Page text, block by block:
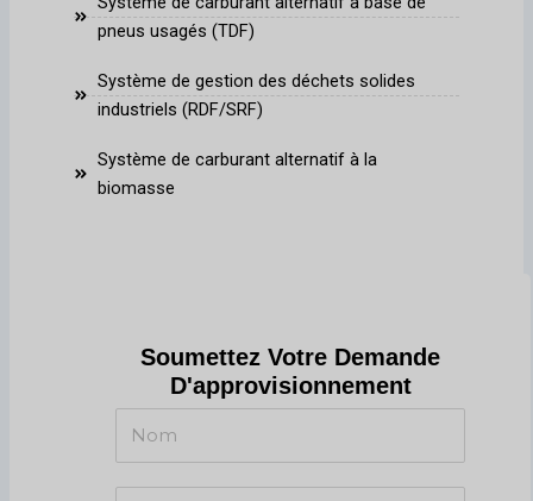
pneus usagés (TDF)
Système de gestion des déchets solides
industriels (RDF/SRF)
Système de carburant alternatif à la
biomasse
Soumettez Votre Demande
D'approvisionnement